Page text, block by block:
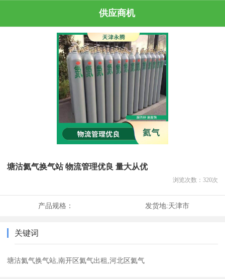
供应商机
塘沽氦气换气站 物流管理优良 量大从优
浏览次数： 320次
产品规格： 发货地:天津市
关键词
塘沽氦气换气站,南开区氦气出租,河北区氦气